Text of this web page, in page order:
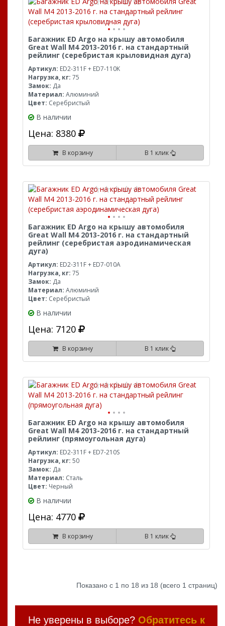
Багажник ED Argo на крышу автомобиля
Great Wall M4 2013-2016 г. на стандартный
рейлинг (серебристая крыловидная дуга)
Артикул: ED2-311F + ED7-110K
Нагрузка, кг: 75
Замок: Да
Материал: Алюминий
Цвет: Серебристый
В наличии
Цена: 8380
В корзину В 1 клик
Багажник ED Argo на крышу автомобиля
Great Wall M4 2013-2016 г. на стандартный
рейлинг (серебристая аэродинамическая
дуга)
Артикул: ED2-311F + ED7-010A
Нагрузка, кг: 75
Замок: Да
Материал: Алюминий
Цвет: Серебристый
В наличии
Цена: 7120
В корзину В 1 клик
Багажник ED Argo на крышу автомобиля
Great Wall M4 2013-2016 г. на стандартный
рейлинг (прямоугольная дуга)
Артикул: ED2-311F + ED7-210S
Нагрузка, кг: 50
Замок: Да
Материал: Сталь
Цвет: Черный
В наличии
Цена: 4770
В корзину В 1 клик
Показано с 1 по 18 из 18 (всего 1 страниц)
Не уверены в выборе? Обратитесь к